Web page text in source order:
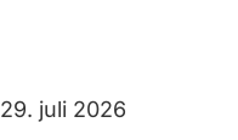
29. juli 2026